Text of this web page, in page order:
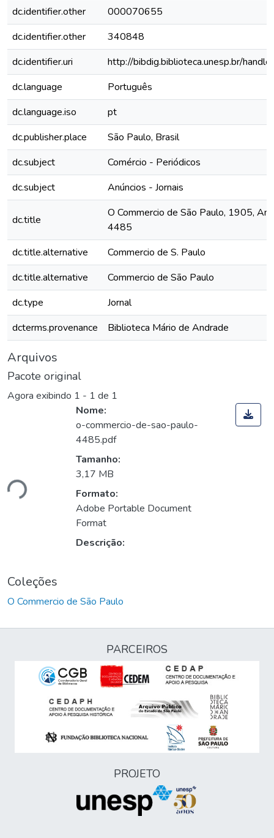
dc.identifier.other
000070655
dc.identifier.other
340848
dc.identifier.uri
http://bibdig.biblioteca.unesp.br/
dc.language
Português
dc.language.iso
pt
dc.publisher.place
São Paulo, Brasil
dc.subject
Comércio - Periódicos
dc.subject
Anúncios - Jornais
dc.title
O Commercio de São Paulo, 1905,
4485
dc.title.alternative
Commercio de S. Paulo
dc.title.alternative
Commercio de São Paulo
dc.type
Jornal
dcterms.provenance
Biblioteca Mário de Andrade
Arquivos
Pacote original
Agora exibindo 1 - 1 de 1
Nome:
o-commercio-de-sao-paulo-
4485.pdf
Tamanho:
3,17 MB
Formato:
Adobe Portable Document
Format
Descrição:
Coleções
O Commercio de São Paulo
PARCEIROS
PROJETO